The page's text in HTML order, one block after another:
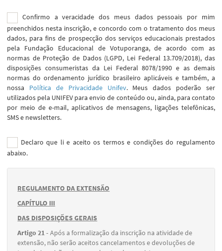
Confirmo a veracidade dos meus dados pessoais por mim
preenchidos nesta inscrição, e concordo com o tratamento dos meus
dados, para fins de prospecção dos serviços educacionais prestados
pela Fundação Educacional de Votuporanga, de acordo com as
normas de Proteção de Dados (LGPD, Lei Federal 13.709/2018), das
disposições consumeristas da Lei Federal 8078/1990 e as demais
normas do ordenamento jurídico brasileiro aplicáveis e também, a
nossa Política de Privacidade Unifev. Meus dados poderão ser
utilizados pela UNIFEV para envio de conteúdo ou, ainda, para contato
por meio de e-mail, aplicativos de mensagens, ligações telefônicas,
SMS e newsletters.
Declaro que li e aceito os termos e condições do regulamento
abaixo.
REGULAMENTO DA EXTENSÃO
CAPÍTULO III
DAS DISPOSIÇÕES GERAIS
Artigo 21 -Após a formalização da inscrição na atividade de
extensão, não serão aceitos cancelamentos e devoluções de